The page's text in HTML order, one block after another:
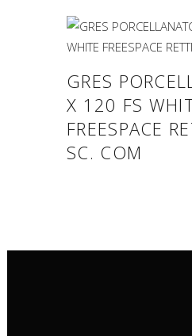
GRES
X 120 FS
FREESPACE
SC. COM